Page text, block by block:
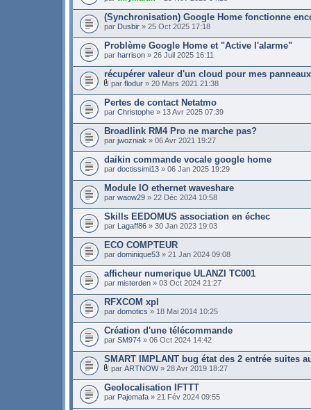
(Synchronisation) Google Home fonctionne
par Dusbir » 25 Oct 2025 17:18
Problème Google Home et "Active l'alarme"
par harrison » 26 Juil 2025 16:11
récupérer valeur d'un cloud pour mes
par flodur » 20 Mars 2021 21:38
Pertes de contact Netatmo
par Christophe » 13 Avr 2025 07:39
Broadlink RM4 Pro ne marche pas?
par jwozniak » 06 Avr 2021 19:27
daikin commande vocale google home
par doctissimi13 » 06 Jan 2025 19:29
Module IO ethernet waveshare
par waow29 » 22 Déc 2024 10:58
Skills EEDOMUS association en échec
par Lagaff86 » 30 Jan 2023 19:03
ECO COMPTEUR
par dominique53 » 21 Jan 2024 09:08
afficheur numerique ULANZI TC001
par misterden » 03 Oct 2024 21:27
RFXCOM xpl
par domotics » 18 Mai 2014 10:25
Création d'une télécommande
par SM974 » 06 Oct 2024 14:42
SMART IMPLANT bug état des 2 entrée suites
par ARTNOW» 28 Avr 2019 18:27
Geolocalisation IFTTT
par Pajemafa » 21 Fév 2024 09:55